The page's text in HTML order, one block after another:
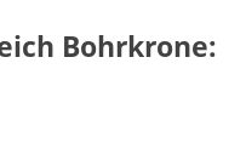
Bohrkrone: